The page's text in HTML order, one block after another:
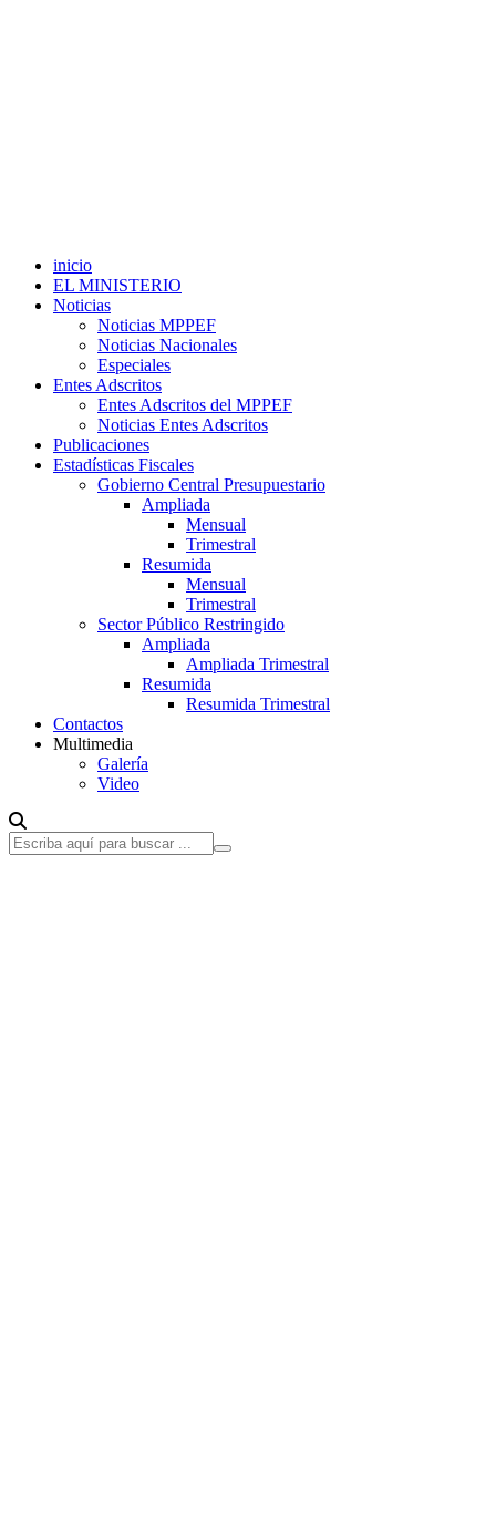
inicio
EL MINISTERIO
Noticias
Noticias MPPEF
Noticias Nacionales
Especiales
Entes Adscritos
Entes Adscritos del MPPEF
Noticias Entes Adscritos
Publicaciones
Estadísticas Fiscales
Gobierno Central Presupuestario
Ampliada
Mensual
Trimestral
Resumida
Mensual
Trimestral
Sector Público Restringido
Ampliada
Ampliada Trimestral
Resumida
Resumida Trimestral
Contactos
Multimedia
Galería
Video